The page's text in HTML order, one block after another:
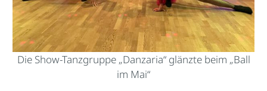
Die Show-Tanzgruppe „Danzaria“ glänzte beim „Ball
im Mai“